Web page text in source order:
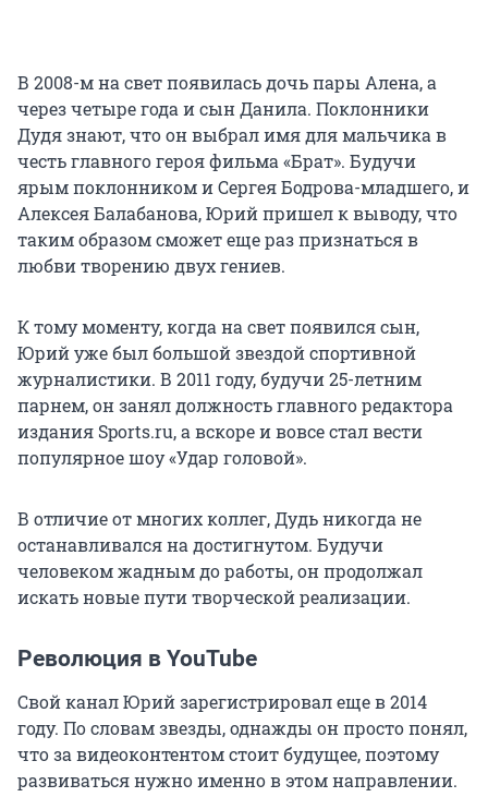
В 2008-м на свет появилась дочь пары Алена, а
через четыре года и сын Данила. Поклонники
Дудя знают, что он выбрал имя для мальчика в
честь главного героя фильма «Брат». Будучи
ярым поклонником и Сергея Бодрова-младшего, и
Алексея Балабанова, Юрий пришел к выводу, что
таким образом сможет еще раз признаться в
любви творению двух гениев.
К тому моменту, когда на свет появился сын,
Юрий уже был большой звездой спортивной
журналистики. В 2011 году, будучи 25-летним
парнем, он занял должность главного редактора
издания Sports.ru, а вскоре и вовсе стал вести
популярное шоу «Удар головой».
В отличие от многих коллег, Дудь никогда не
останавливался на достигнутом. Будучи
человеком жадным до работы, он продолжал
искать новые пути творческой реализации.
Революция в YouTube
Свой канал Юрий зарегистрировал еще в 2014
году. По словам звезды, однажды он просто понял,
что за видеоконтентом стоит будущее, поэтому
развиваться нужно именно в этом направлении.